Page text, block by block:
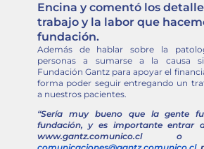
Encina y comentó los
trabajo y la labor que
fundación.
Además de hablar sobre la
personas a sumarse a la causa
Fundación Gantz para apoyar el
forma poder seguir entregando un
a nuestros pacientes.
“Sería muy bueno que la gente
fundación, y es importante entrar